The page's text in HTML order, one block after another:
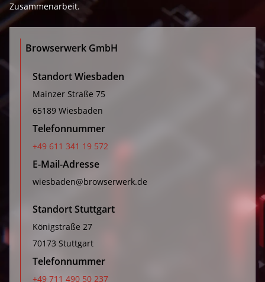
Zusammenarbeit.
Browserwerk GmbH
Standort Wiesbaden
Mainzer Straße 75
65189 Wiesbaden
Telefonnummer
+49 611 341 19 572
E-Mail-Adresse
wiesbaden@browserwerk.de
Standort Stuttgart
Königstraße 27
70173 Stuttgart
Telefonnummer
+49 711 490 50 237